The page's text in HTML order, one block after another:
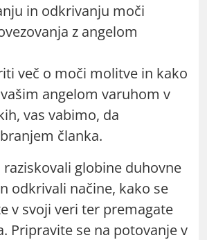
in odkrivanju moči
z angelom
več o moči molitve in kako
angelom varuhom v
vas vabimo, da
članka.
globine duhovne
odkrivali načine, kako se
v svoji veri ter premagate
Pripravite se na potovanje v